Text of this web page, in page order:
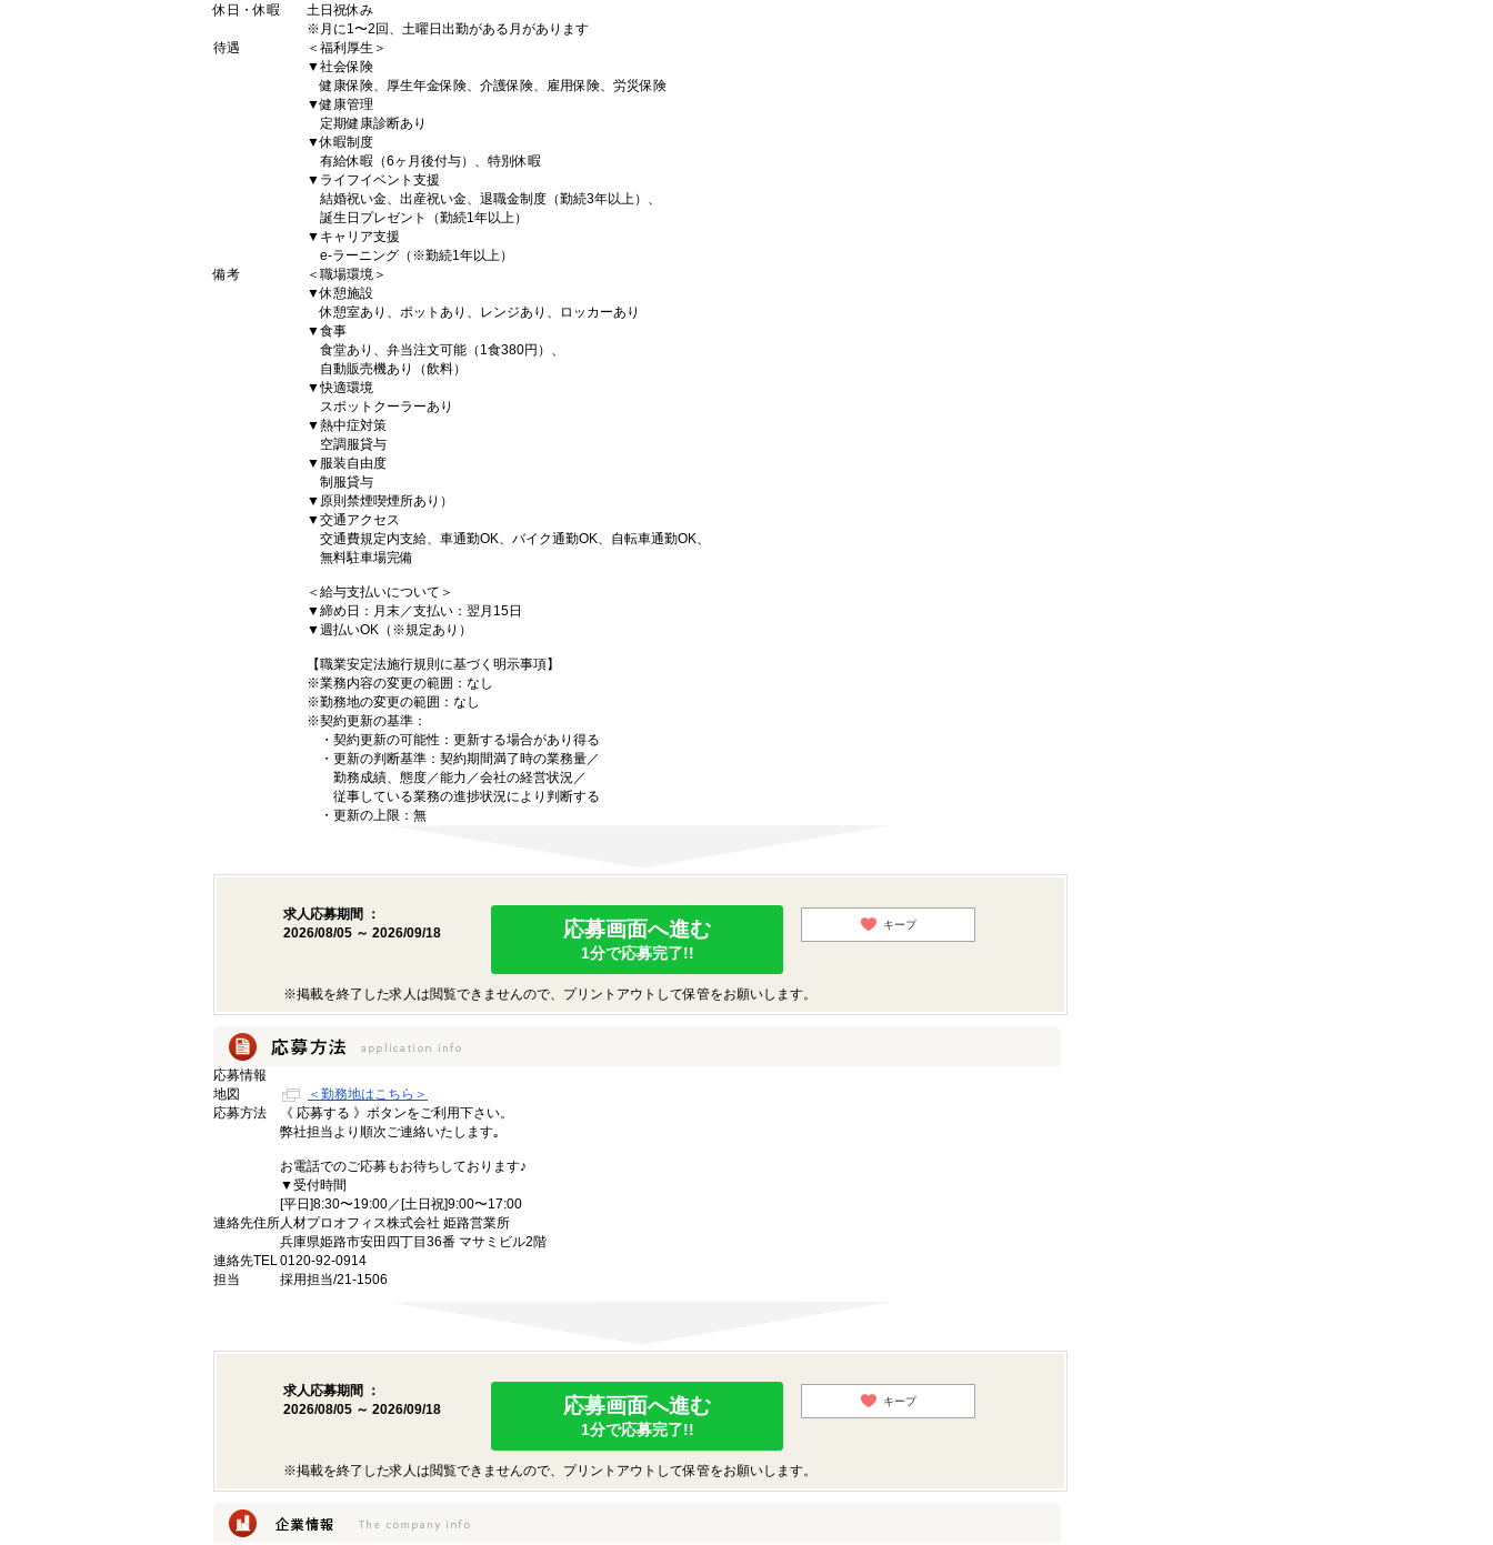
休日・休暇
土日祝休み
※月に1〜2回、土曜日出勤がある月があります
待遇
＜福利厚生＞
▼社会保険
健康保険、厚生年金保険、介護保険、雇用保険、労災保険
▼健康管理
定期健康診断あり
▼休暇制度
有給休暇（6ヶ月後付与）、特別休暇
▼ライフイベント支援
結婚祝い金、出産祝い金、退職金制度（勤続3年以上）、
誕生日プレゼント（勤続1年以上）
▼キャリア支援
e-ラーニング（※勤続1年以上）
備考
＜職場環境＞
▼休憩施設
休憩室あり、ポットあり、レンジあり、ロッカーあり
▼食事
食堂あり、弁当注文可能（1食380円）、
自動販売機あり（飲料）
▼快適環境
スポットクーラーあり
▼熱中症対策
空調服貸与
▼服装自由度
制服貸与
▼原則禁煙喫煙所あり）
▼交通アクセス
交通費規定内支給、車通勤OK、バイク通勤OK、自転車通勤OK、
無料駐車場完備
＜給与支払いについて＞
▼締め日：月末／支払い：翌月15日
▼週払いOK（※規定あり）
【職業安定法施行規則に基づく明示事項】
※業務内容の変更の範囲：なし
※勤務地の変更の範囲：なし
※契約更新の基準：
・契約更新の可能性：更新する場合があり得る
・更新の判断基準：契約期間満了時の業務量／
勤務成績、態度／能力／会社の経営状況／
従事している業務の進捗状況により判断する
・更新の上限：無
求人応募期間 ：
2026/08/05 ～ 2026/09/18
応募画面へ進む
1分で応募完了!!
キープ
※掲載を終了した求人は閲覧できませんので、プリントアウトして保管をお願いします。
応募情報
地図
＜勤務地はこちら＞
応募方法
《 応募する 》ボタンをご利用下さい。
弊社担当より順次ご連絡いたします｡
お電話でのご応募もお待ちしております♪
▼受付時間
[平日]8:30〜19:00／[土日祝]9:00〜17:00
連絡先住所人材プロオフィス株式会社 姫路営業所
兵庫県姫路市安田四丁目36番 マサミビル2階
連絡先TEL0120-92-0914
担当
採用担当/21-1506
求人応募期間 ：
2026/08/05 ～ 2026/09/18
応募画面へ進む
1分で応募完了!!
キープ
※掲載を終了した求人は閲覧できませんので、プリントアウトして保管をお願いします。